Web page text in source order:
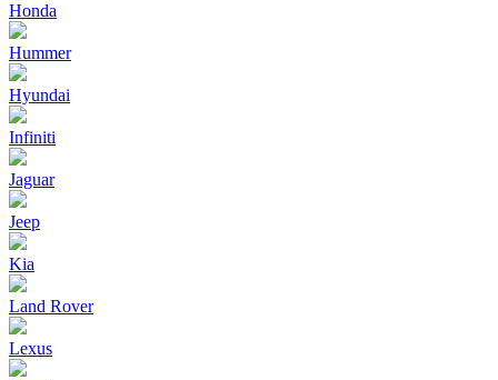
Honda
Hummer
Hyundai
Infiniti
Jaguar
Jeep
Kia
Land Rover
Lexus